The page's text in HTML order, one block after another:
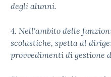
degli alunni.
4. Nell'ambito delle
scolastiche, spetta al
provvedimenti di gestione